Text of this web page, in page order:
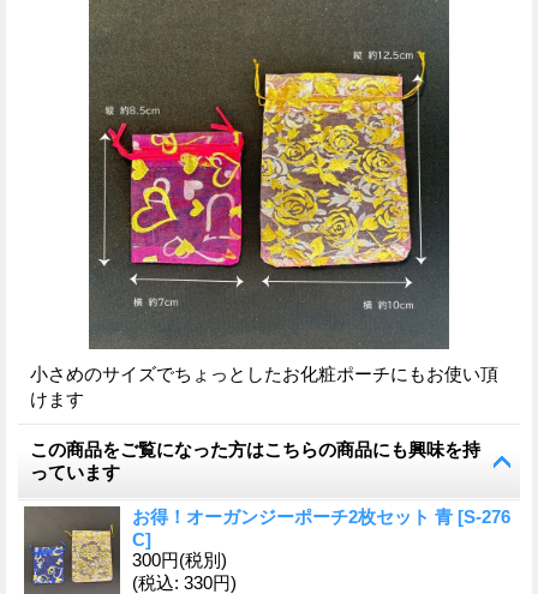
小さめのサイズでちょっとしたお化粧ポーチにもお使い頂
けます
この商品をご覧になった方はこちらの商品にも興味を持
っています
お得！オーガンジーポーチ2枚セット 青 [S-276
C]
300円(税別)
(税込: 330円)